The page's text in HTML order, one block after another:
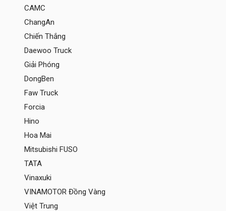
CAMC
ChangAn
Chiến Thắng
Daewoo Truck
Giải Phóng
DongBen
Faw Truck
Forcia
Hino
Hoa Mai
Mitsubishi FUSO
TATA
Vinaxuki
VINAMOTOR Đồng Vàng
Việt Trung